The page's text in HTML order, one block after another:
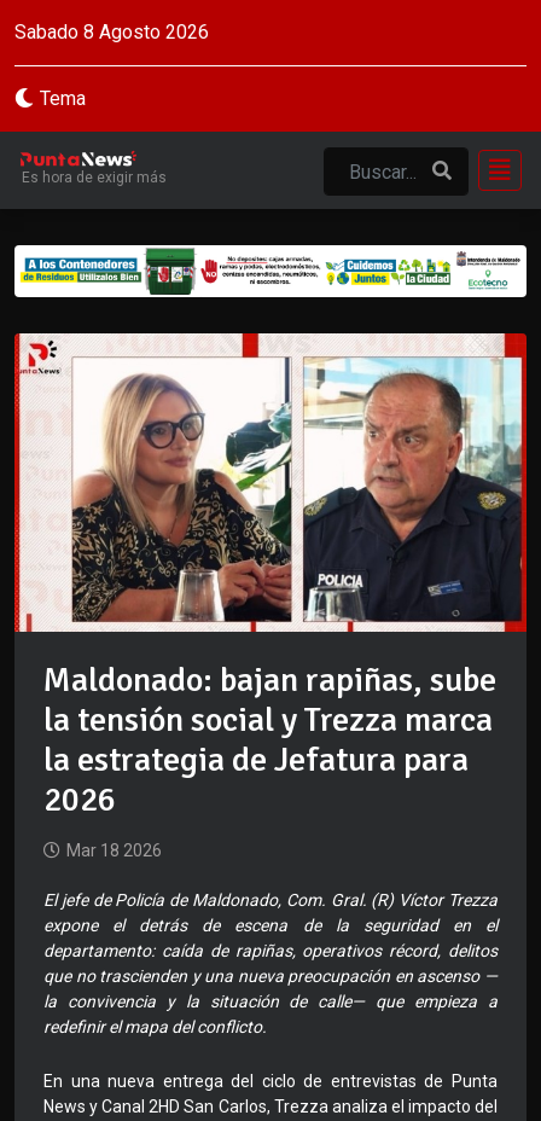
Sabado 8 Agosto 2026
Tema
Es hora de exigir más
Maldonado: bajan rapiñas, sube
la tensión social y Trezza marca
la estrategia de Jefatura para
2026
Mar 18 2026
El jefe de Policía de Maldonado, Com. Gral. (R) Víctor Trezza
expone el detrás de escena de la seguridad en el
departamento: caída de rapiñas, operativos récord, delitos
que no trascienden y una nueva preocupación en ascenso —
la convivencia y la situación de calle— que empieza a
redefinir el mapa del conflicto.
En una nueva entrega del ciclo de entrevistas de Punta
News y Canal 2HD San Carlos, Trezza analiza el impacto del